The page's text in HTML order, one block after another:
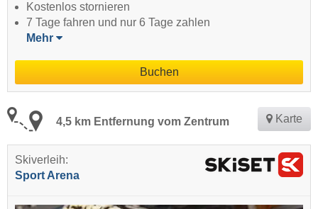
Kostenlos stornieren
7 Tage fahren und nur 6 Tage zahlen
Mehr
Buchen
4,5 km Entfernung vom Zentrum Karte
Skiverleih:
Sport Arena